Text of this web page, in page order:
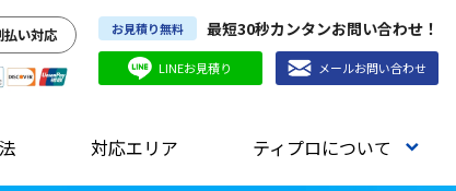
払い対応 お見積り無料 最短30秒カンタンお問い合わせ！
LINEお見積り メールお問い合わせ
対応エリア ティプロについて